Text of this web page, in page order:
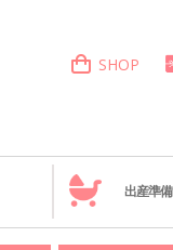
SHOP
出産準備